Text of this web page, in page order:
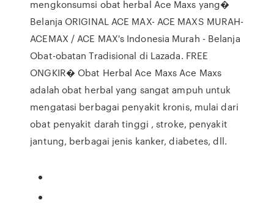
mengkonsumsi obat herbal Ace Maxs yang�
Belanja ORIGINAL ACE MAX- ACE MAXS MURAH-
ACEMAX / ACE MAX's Indonesia Murah - Belanja
Obat-obatan Tradisional di Lazada. FREE
ONGKIR� Obat Herbal Ace Maxs Ace Maxs
adalah obat herbal yang sangat ampuh untuk
mengatasi berbagai penyakit kronis, mulai dari
obat penyakit darah tinggi , stroke, penyakit
jantung, berbagai jenis kanker, diabetes, dll.